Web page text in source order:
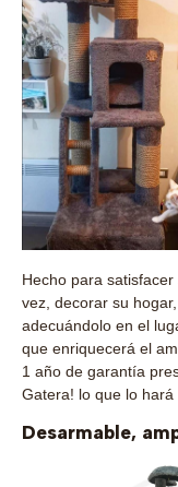
Hecho para
vez, decorar su
adecuándolo en el
que enriquecerá el
1 año de garantía
Gatera! lo que lo
Desarmable,